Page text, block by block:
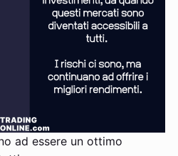
ad essere un ottimo